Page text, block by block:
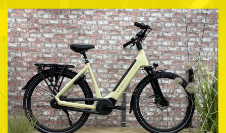
ELEKTRISCHE FIETSSERVICE
CONTACT